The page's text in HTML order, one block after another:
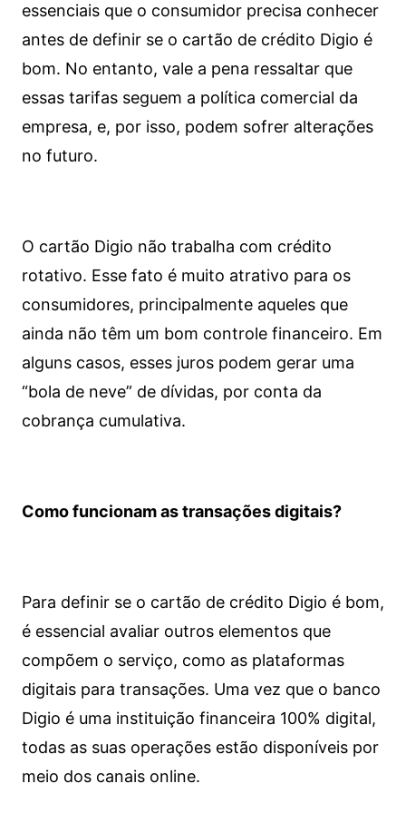
essenciais que o consumidor precisa conhecer
antes de definir se o cartão de crédito Digio é
bom. No entanto, vale a pena ressaltar que
essas tarifas seguem a política comercial da
empresa, e, por isso, podem sofrer alterações
no futuro.
O cartão Digio não trabalha com crédito
rotativo. Esse fato é muito atrativo para os
consumidores, principalmente aqueles que
ainda não têm um bom controle financeiro. Em
alguns casos, esses juros podem gerar uma
“bola de neve” de dívidas, por conta da
cobrança cumulativa.
Como funcionam as transações digitais?
Para definir se o cartão de crédito Digio é bom,
é essencial avaliar outros elementos que
compõem o serviço, como as plataformas
digitais para transações. Uma vez que o banco
Digio é uma instituição financeira 100% digital,
todas as suas operações estão disponíveis por
meio dos canais online.